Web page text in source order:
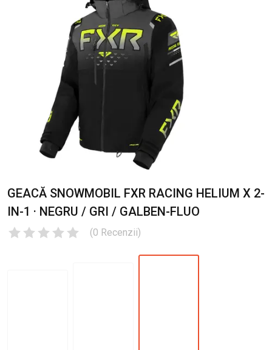
GEACĂ SNOWMOBIL FXR RACING HELIUM X 2-
IN-1 · NEGRU / GRI / GALBEN-FLUO
(0 Recenzii)